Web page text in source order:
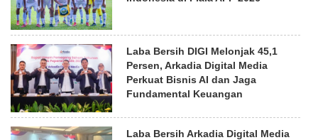
Laba Bersih DIGI Melonjak 45,1
Persen, Arkadia Digital Media
Perkuat Bisnis AI dan Jaga
Fundamental Keuangan
Laba Bersih Arkadia Digital Media